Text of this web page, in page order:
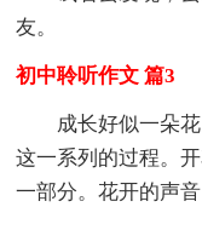
友。
初中聆听作文 篇3
成长好似一朵
这一系列的过程。
一部分。花开的声